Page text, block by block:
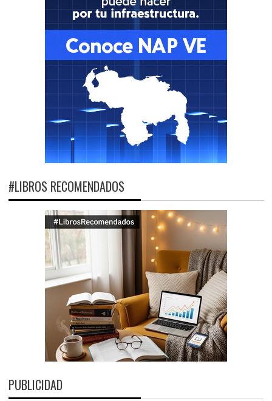
#LIBROS RECOMENDADOS
PUBLICIDAD